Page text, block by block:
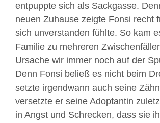
entpuppte sich als Sackgasse.
neuen Zuhause zeigte Fonsi recht
sich unverstanden fühlte. So kam
Familie zu mehreren
Ursache wir immer noch auf der
Denn Fonsi beließ es nicht beim
setzte irgendwann auch seine
versetzte er seine Adoptantin
in Angst und Schrecken, dass sie